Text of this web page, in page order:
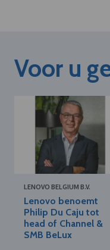
Voor u
LENOVO BELGIUM B.V.
Lenovo benoemt
Philip Du Caju tot
head of Channel &
SMB BeLux